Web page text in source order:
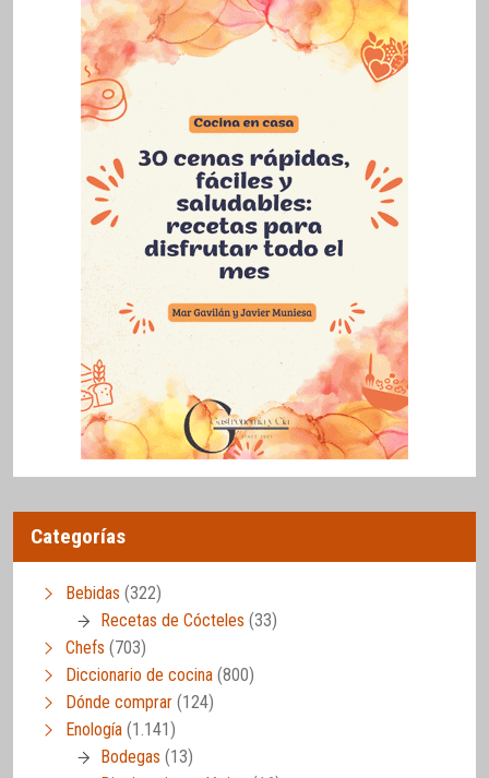
Categorías
Bebidas (322)
Recetas de Cócteles (33)
Chefs (703)
Diccionario de cocina (800)
Dónde comprar (124)
Enología (1.141)
Bodegas (13)